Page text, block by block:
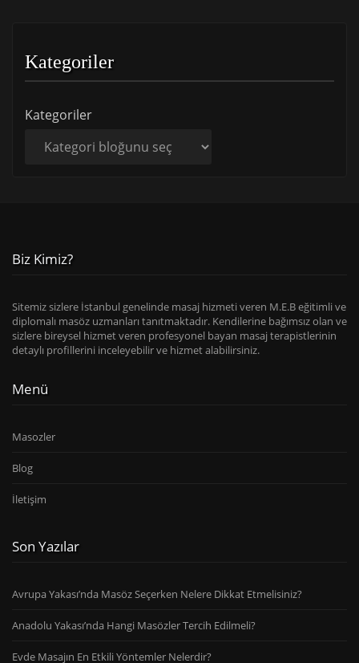
Kategoriler
Kategoriler
Biz Kimiz?
Sitemiz sizlere İstanbul genelinde masaj hizmeti veren M.E.B eğitimli ve
diplomalı masöz uzmanları tanıtmaktadır. Kendilerine bağımsız olan ve
sizlere bireysel hizmet veren profesyonel bayan masaj terapistlerinin
detaylı profillerini inceleyebilir ve hizmet alabilirsiniz.
Menü
Masozler
Blog
İletişim
Son Yazılar
Avrupa Yakası’nda Masöz Seçerken Nelere Dikkat Etmelisiniz?
Anadolu Yakası’nda Hangi Masözler Tercih Edilmeli?
Evde Masajın En Etkili Yöntemler Nelerdir?